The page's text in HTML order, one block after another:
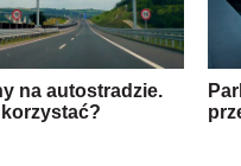
na autostradzie.